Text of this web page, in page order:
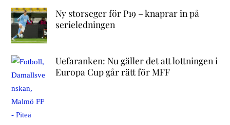
Ny storseger för P19 – knaprar in på
serieledningen
Uefaranken: Nu gäller det att lottningen i
Europa Cup går rätt för MFF